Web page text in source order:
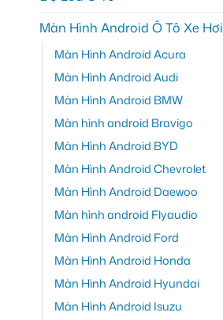
Màn Hình Android Ô Tô Xe Hơi
Màn Hình Android Acura
Màn Hình Android Audi
Màn Hình Android BMW
Màn hình android Bravigo
Màn Hình Android BYD
Màn Hình Android Chevrolet
Màn Hình Android Daewoo
Màn hình android Flyaudio
Màn Hình Android Ford
Màn Hình Android Honda
Màn Hình Android Hyundai
Màn Hình Android Isuzu